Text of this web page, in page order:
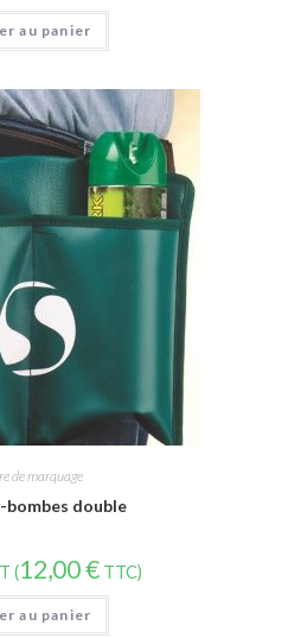
au panier
de marquage
double
(12,00€ TTC)
au panier